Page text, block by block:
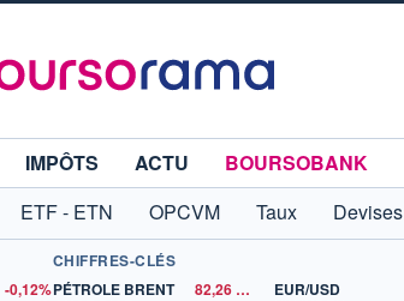
IMPÔTS ACTU
BOURSOBANK
ETF - ETN OPCVM Taux Devises
-0,12%
CHIFFRES-CLÉS
PÉTROLE BRENT
82,26 EUR/USD